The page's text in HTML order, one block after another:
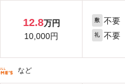
12.8万円
10,000円
敷 不要
礼 不要
など